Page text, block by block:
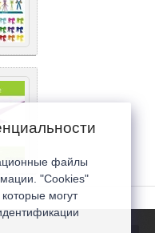
файлы
"Cookies"
могут